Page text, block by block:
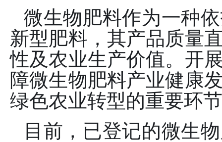
微生物肥料作为一种
新型肥料，其产品质量
性及农业生产价值。开
障微生物肥料产业健康
绿色农业转型的重要环
目前，已登记的微生